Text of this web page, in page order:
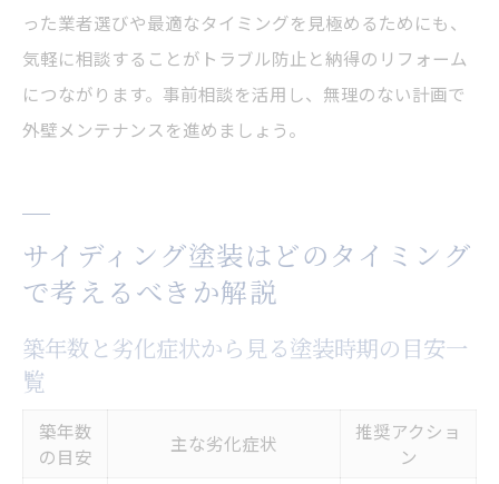
った業者選びや最適なタイミングを見極めるためにも、
気軽に相談することがトラブル防止と納得のリフォーム
につながります。事前相談を活用し、無理のない計画で
外壁メンテナンスを進めましょう。
サイディング塗装はどのタイミング
で考えるべきか解説
築年数と劣化症状から見る塗装時期の目安一
覧
築年数
の目安
主な劣化症状
推奨アクショ
ン